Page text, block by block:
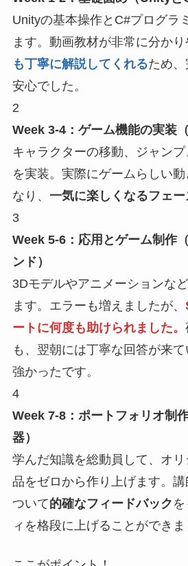
Unityの基本操作とC#プログラ
ます。動画教材が非常に分かり
も丁寧に解説してくれるため
安心でした。
2
Week 3-4：ゲーム機能の実装
キャラクターの移動、ジャン
を実装。実際にゲームらしい
なり、 一気に楽しくなるフェー
3
Week 5-6：応用とゲーム制作
ンド）
3Dモデルやアニメーションな
ます。エラーも増えましたが、
ートに何度も助けられました。
も、翌朝には丁寧な回答が来
強かったです。
4
Week 7-8：ポートフォリオ制
器）
学んだ知識を総動員して、オ
品をゼロから作り上げます。
ついて的確なフィードバック
ィを格段に上げることができま